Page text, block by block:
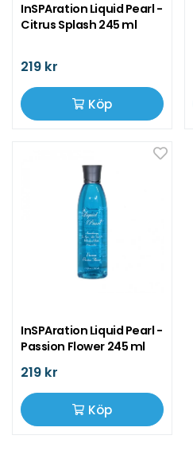
InSPAration Liquid Pearl -
Citrus Splash 245 ml
219 kr
Köp
InSPAration Liquid Pearl -
Passion Flower 245 ml
219 kr
Köp